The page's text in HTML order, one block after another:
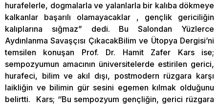
hurafelerle, dogmalarla ve yalanlarla bir kalıba dökmeye
kalkanlar başarılı olamayacaklar , gençlik gericiliğin
kalıplarına sığmaz” dedi. Bu Salondan Yüzlerce
Aydınlanma Savaşçısı ÇıkacakBilim ve Ütopya Dergisi’ni
temsilen konuşan Prof. Dr. Hamit Zafer Kars ise;
sempozyumun amacının üniversitelerde estirilen gerici,
hurafeci, bilim ve akıl dışı, postmodern rüzgara karşı
laikliğin ve bilimin gür sesini egemen kılmak olduğunu
belirtti. Kars; ‘’Bu sempozyum gençliğin, gerici rüzgara